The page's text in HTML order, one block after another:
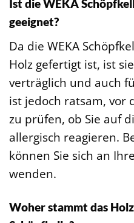
Ist die WEKA
geeignet?
Da die WEKA
Holz gefertigt ist, ist
verträglich und auch
ist jedoch ratsam, vor
zu prüfen, ob Sie auf
allergisch reagieren.
können Sie sich an
wenden.
Woher stammt das